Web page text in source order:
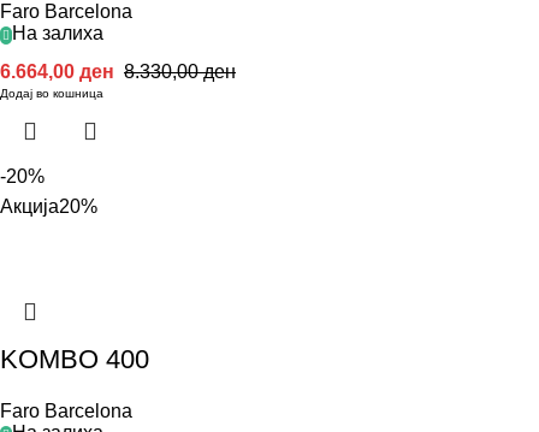
Faro Barcelona
На залиха
8.330,00ден
6.664,00 ден
Додај во кошница
-20%
Акција20%
KOMBO 400
Faro Barcelona